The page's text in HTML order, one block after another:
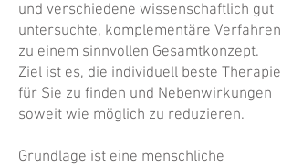
und verschiedene wissenschaftlich gut
untersuchte, komplementäre Verfahren
zu einem sinnvollen Gesamtkonzept.
Ziel ist es, die individuell beste Therapie
für Sie zu finden und Nebenwirkungen
soweit wie möglich zu reduzieren.
Grundlage ist eine menschliche